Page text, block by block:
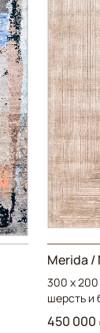
Merida
300 x
шерсть и
450 000